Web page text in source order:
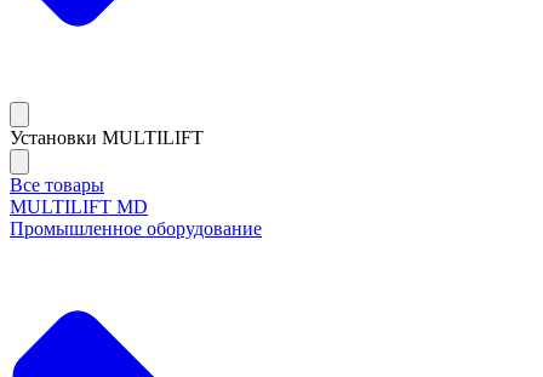
Установки MULTILIFT
Все товары
MULTILIFT MD
Промышленное оборудование